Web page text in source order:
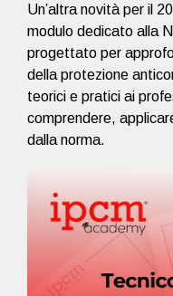
Un’altra novità per il
modulo dedicato alla
progettato per
della protezione
teorici e pratici ai
comprendere,
dalla norma.